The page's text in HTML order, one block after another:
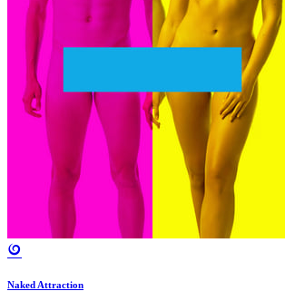
Naked Attraction